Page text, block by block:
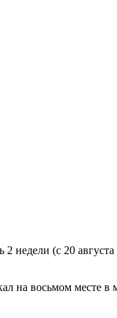
недели (с 20 августа
на восьмом месте в